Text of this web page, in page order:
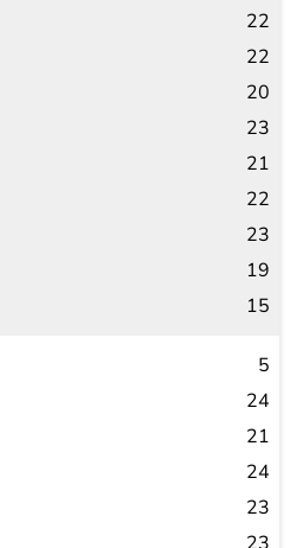
22
22
20
23
21
22
23
19
15
5
24
21
24
23